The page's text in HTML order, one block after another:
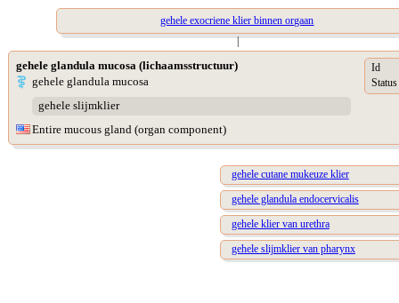
gehele exocriene klier binnen orgaan
|
gehele glandula mucosa (lichaamsstructuur)
gehele glandula mucosa
gehele slijmklier
Entire mucous gland (organ component)
Id
Status
gehele cutane mukeuze klier
gehele glandula endocervicalis
gehele klier van urethra
gehele slijmklier van pharynx